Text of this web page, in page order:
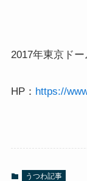
2017年東京ド
HP： https://
うつわ記事